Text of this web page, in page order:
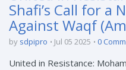
Shafi’s Call for a
Against Waqf
by sdpipro Jul 05 2025 0
United in Resistance: